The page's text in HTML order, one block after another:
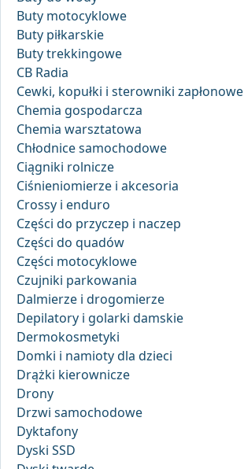
Buty motocyklowe
Buty piłkarskie
Buty trekkingowe
CB Radia
Cewki, kopułki i sterowniki zapłonowe
Chemia gospodarcza
Chemia warsztatowa
Chłodnice samochodowe
Ciągniki rolnicze
Ciśnieniomierze i akcesoria
Crossy i enduro
Części do przyczep i naczep
Części do quadów
Części motocyklowe
Czujniki parkowania
Dalmierze i drogomierze
Depilatory i golarki damskie
Dermokosmetyki
Domki i namioty dla dzieci
Drążki kierownicze
Drony
Drzwi samochodowe
Dyktafony
Dyski SSD